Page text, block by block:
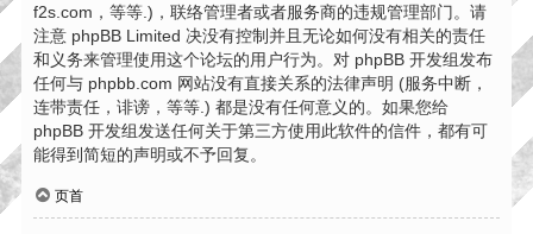
f2s.com，等等.)，联络管理者或者服务商的违规管理部门。请
注意 phpBB Limited 决没有控制并且无论如何没有相关的责任
和义务来管理使用这个论坛的用户行为。对 phpBB 开发组发布
任何与 phpbb.com 网站没有直接关系的法律声明 (服务中断，
连带责任，诽谤，等等.) 都是没有任何意义的。如果您给
phpBB 开发组发送任何关于第三方使用此软件的信件，都有可
能得到简短的声明或不予回复。
页首